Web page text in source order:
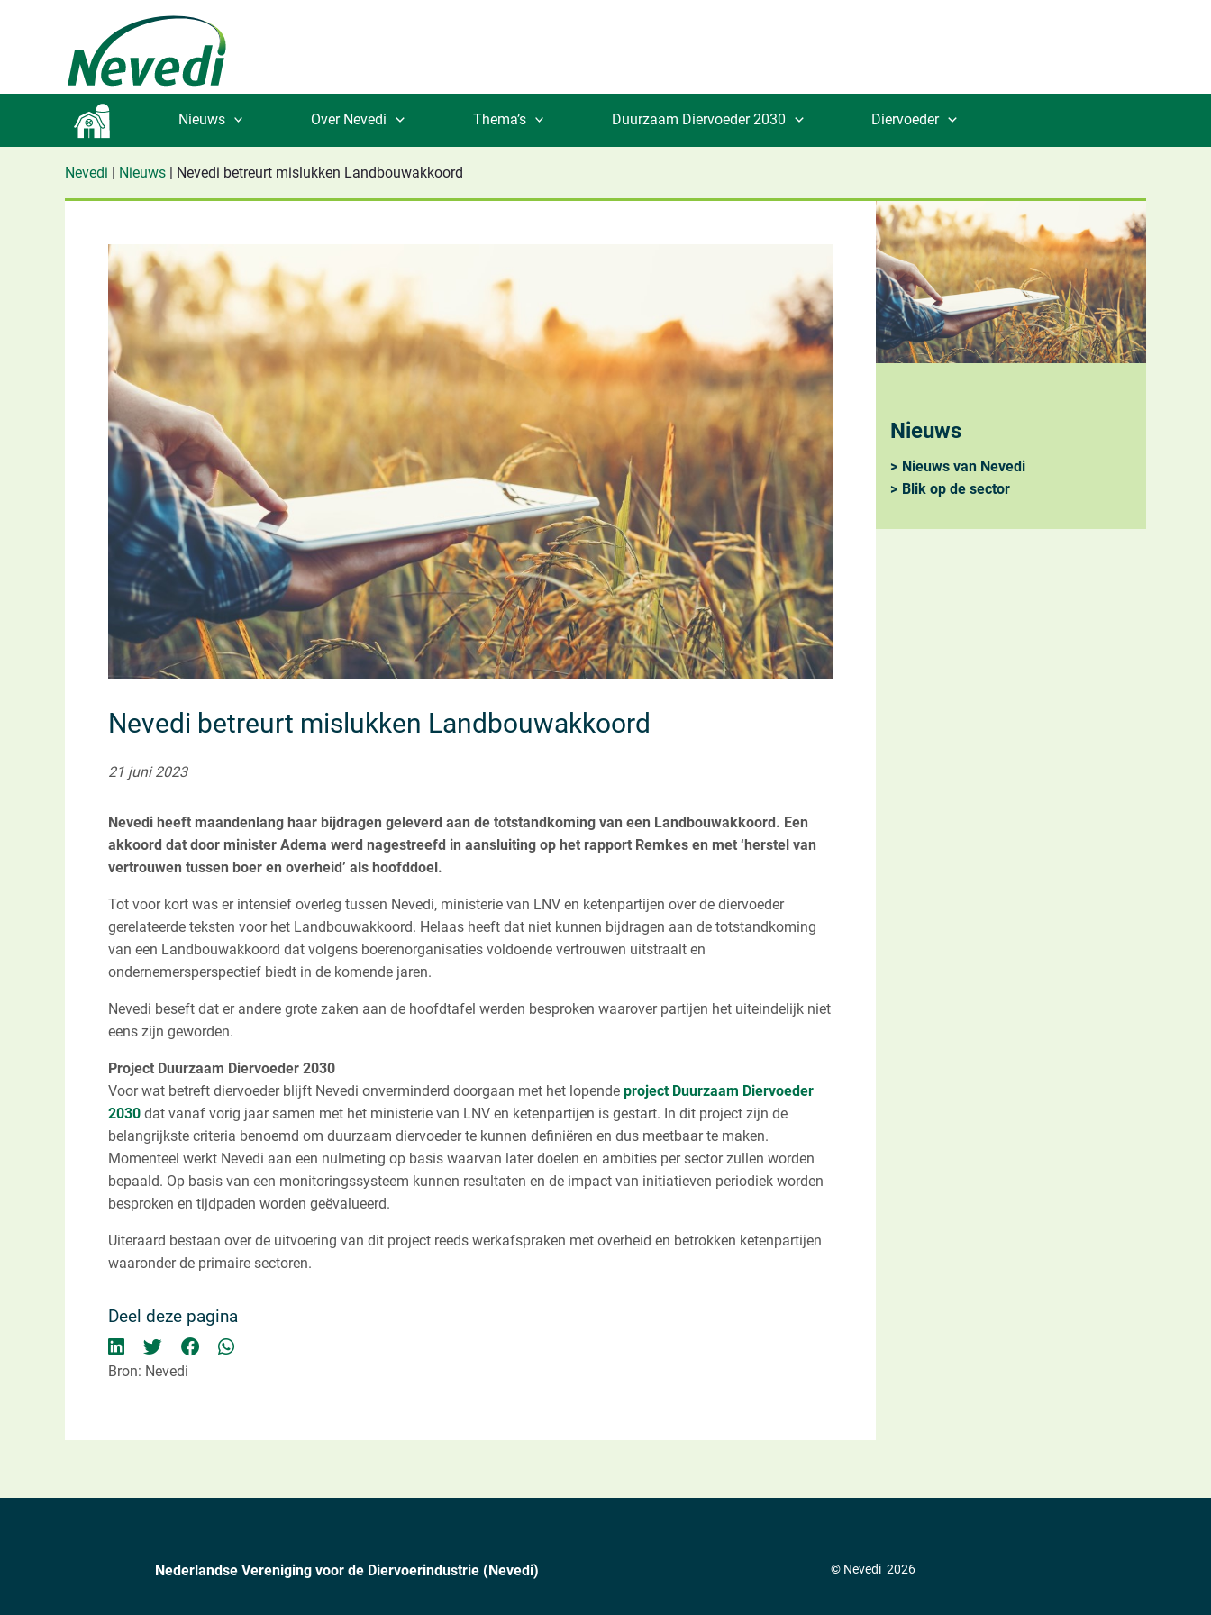
Nieuws Over Nevedi Thema’s Duurzaam Diervoeder 2030 Diervoeder
Nevedi | Nieuws | Nevedi betreurt mislukken Landbouwakkoord
Nevedi betreurt mislukken Landbouwakkoord
21 juni 2023
Nevedi heeft maandenlang haar bijdragen geleverd aan de totstandkoming van een Landbouwakkoord. Een
akkoord dat door minister Adema werd nagestreefd in aansluiting op het rapport Remkes en met ‘herstel van
vertrouwen tussen boer en overheid’ als hoofddoel.
Tot voor kort was er intensief overleg tussen Nevedi, ministerie van LNV en ketenpartijen over de diervoeder
gerelateerde teksten voor het Landbouwakkoord. Helaas heeft dat niet kunnen bijdragen aan de totstandkoming
van een Landbouwakkoord dat volgens boerenorganisaties voldoende vertrouwen uitstraalt en
ondernemersperspectief biedt in de komende jaren.
Nevedi beseft dat er andere grote zaken aan de hoofdtafel werden besproken waarover partijen het uiteindelijk niet
eens zijn geworden.
Project Duurzaam Diervoeder 2030
Voor wat betreft diervoeder blijft Nevedi onverminderd doorgaan met het lopende project Duurzaam Diervoeder
2030 dat vanaf vorig jaar samen met het ministerie van LNV en ketenpartijen is gestart. In dit project zijn de
belangrijkste criteria benoemd om duurzaam diervoeder te kunnen definiëren en dus meetbaar te maken.
Momenteel werkt Nevedi aan een nulmeting op basis waarvan later doelen en ambities per sector zullen worden
bepaald. Op basis van een monitoringssysteem kunnen resultaten en de impact van initiatieven periodiek worden
besproken en tijdpaden worden geëvalueerd.
Uiteraard bestaan over de uitvoering van dit project reeds werkafspraken met overheid en betrokken ketenpartijen
waaronder de primaire sectoren.
Deel deze pagina
Bron: Nevedi
Nieuws
Nieuws van Nevedi
Blik op de sector
Nederlandse Vereniging voor de Diervoerindustrie (Nevedi) © Nevedi 2026